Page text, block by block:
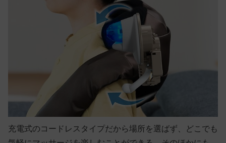
充電式のコードレスタイプだから場所を選ばず、どこでも